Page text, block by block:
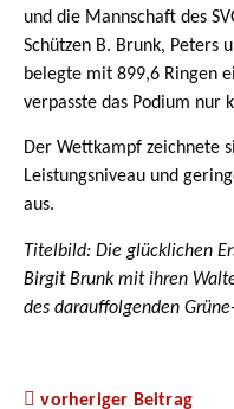
und die Mannschaft des
Schützen B. Brunk, Peters
belegte mit 899,6 Ringen
verpasste das Podium nur
Der Wettkampf zeichnete
Leistungsniveau und
aus.
Titelbild: Die glücklichen
Birgit Brunk mit ihren
des darauffolgenden
vorheriger Beitrag